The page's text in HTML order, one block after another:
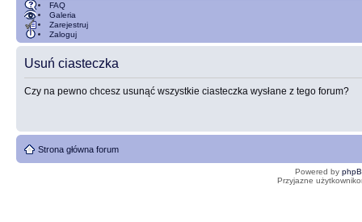
FAQ
Galeria
Zarejestruj
Zaloguj
Usuń ciasteczka
Czy na pewno chcesz usunąć wszystkie ciasteczka wysłane z tego forum?
Strona główna forum
Powered by
Przyjazne